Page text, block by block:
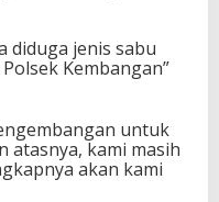
diduga jenis sabu
Kembangan”
untuk
atasnya, kami masih
akan kami